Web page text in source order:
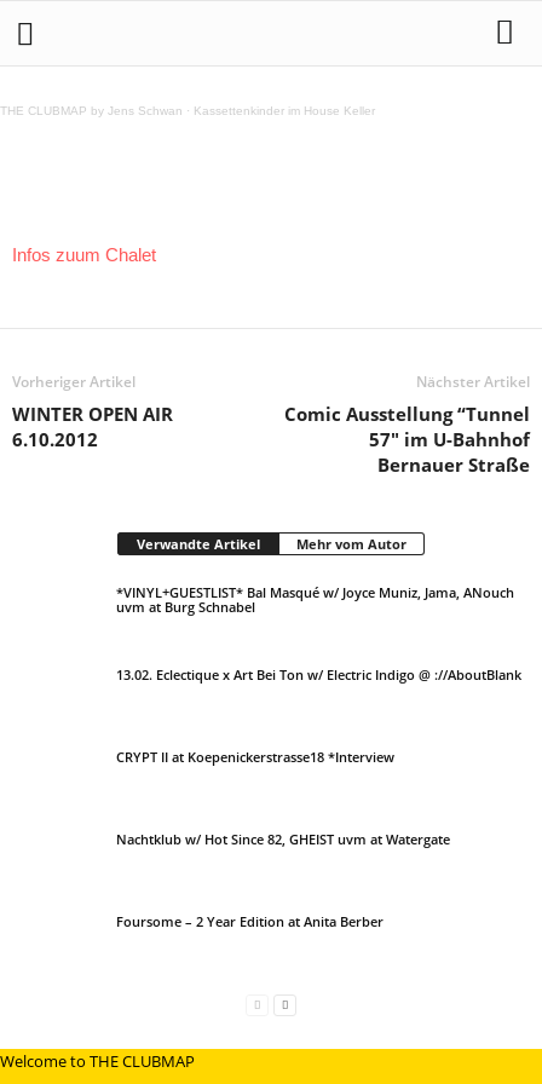
THE CLUBMAP by Jens Schwan · Kassettenkinder im House Keller
Infos zuum Chalet
Vorheriger Artikel
WINTER OPEN AIR
6.10.2012
Nächster Artikel
Comic Ausstellung “Tunnel
57″ im U-Bahnhof
Bernauer Straße
Verwandte Artikel Mehr vom Autor
*VINYL+GUESTLIST* Bal Masqué w/ Joyce Muniz, Jama, ANouch
uvm at Burg Schnabel
13.02. Eclectique x Art Bei Ton w/ Electric Indigo @ ://AboutBlank
CRYPT II at Koepenickerstrasse18 *Interview
Nachtklub w/ Hot Since 82, GHEIST uvm at Watergate
Foursome – 2 Year Edition at Anita Berber
Welcome to THE CLUBMAP